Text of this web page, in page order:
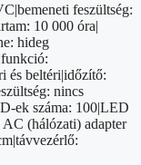
feszültség:
10 000 óra|
hideg
és beltéri|időzítő:
nincs
ek száma: 100|LED
AC (hálózati) adapter